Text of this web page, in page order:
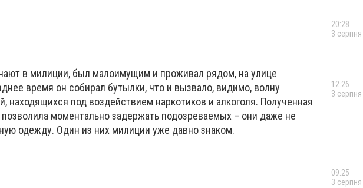
в милиции, был малоимущим и проживал рядом, на улице
время он собирал бутылки, что и вызвало, видимо, волну
находящихся под воздействием наркотиков и алкоголя. Полученная
моментально задержать подозреваемых – они даже не
одежду. Один из них милиции уже давно знаком.
20:28
3 серпня
12:26
3 серпня
09:25
3 серпня